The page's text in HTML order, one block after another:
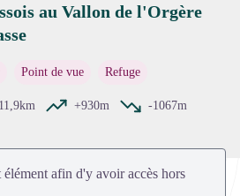
au Vallon de l'Orgère
Point de vue Refuge
11,9km +930m
-1067m
élément afin d'y avoir accès hors